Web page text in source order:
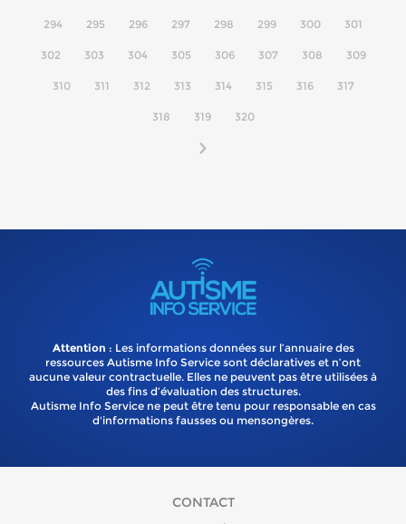
294 295 296 297 298 299 300 301
302 303 304 305 306 307 308 309
310 311 312 313 314 315 316 317
318 319 320
Attention : Les informations données sur l’annuaire des
ressources Autisme Info Service sont déclaratives et n’ont
aucune valeur contractuelle. Elles ne peuvent pas être utilisées à
des fins d’évaluation des structures.
Autisme Info Service ne peut être tenu pour responsable en cas
d'informations fausses ou mensongères.
CONTACT